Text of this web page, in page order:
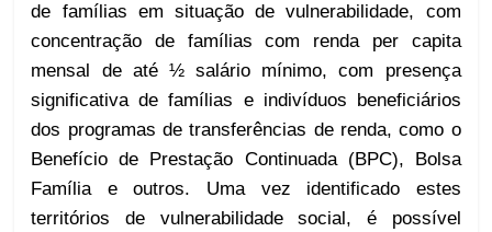
de famílias em situação de vulnerabilidade, com
concentração de famílias com renda per capita
mensal de até ½ salário mínimo, com presença
significativa de famílias e indivíduos beneficiários
dos programas de transferências de renda, como o
Benefício de Prestação Continuada (BPC), Bolsa
Família e outros. Uma vez identificado estes
territórios de vulnerabilidade social, é possível